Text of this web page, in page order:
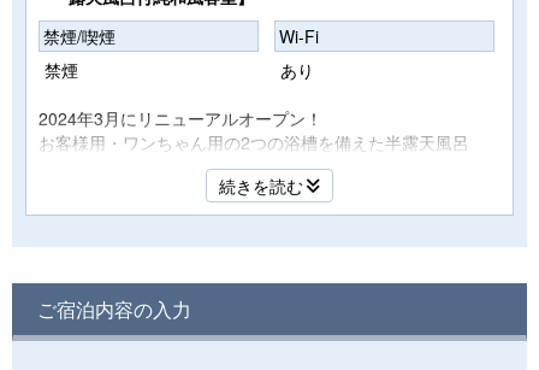
禁煙/喫煙
禁煙
Wi-Fi
あり
2024年3月にリニューアルオープン！
お客様用・ワンちゃん用の2つの浴槽を備えた半露天風呂
と、畳の上にツインベッドを設置した、和室タイプのお部屋
広めのお部屋のため、多頭のワンちゃんをお連れのお客様
※半露天風呂のお湯は温泉ではありません。
続きを読む
ご宿泊内容の入力